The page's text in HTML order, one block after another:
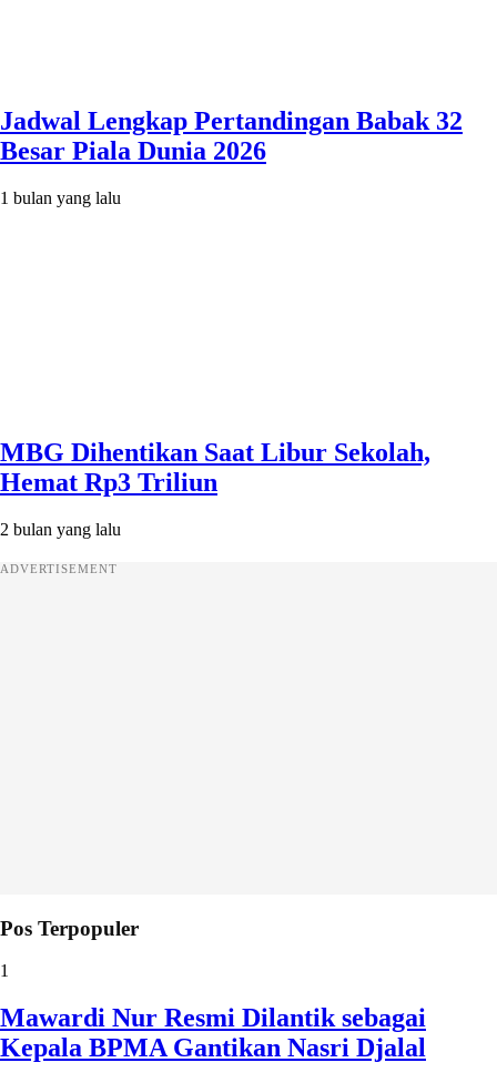
Jadwal Lengkap Pertandingan Babak 32
Besar Piala Dunia 2026
1 bulan yang lalu
MBG Dihentikan Saat Libur Sekolah,
Hemat Rp3 Triliun
2 bulan yang lalu
ADVERTISEMENT
Pos Terpopuler
1
Mawardi Nur Resmi Dilantik sebagai
Kepala BPMA Gantikan Nasri Djalal